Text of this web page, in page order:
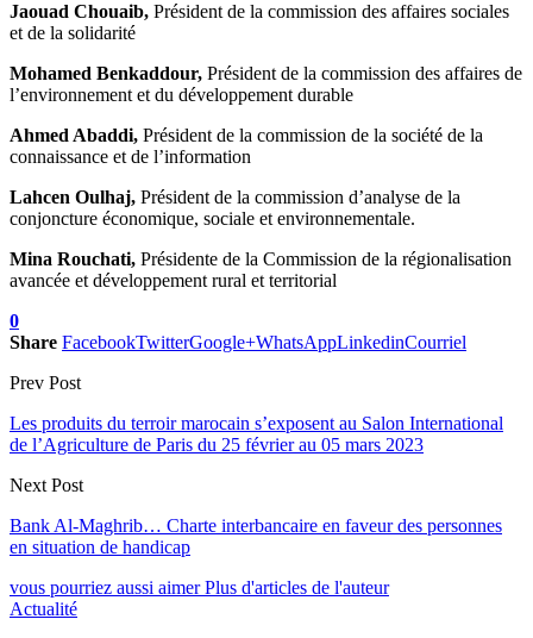
Jaouad Chouaib, Président de la commission des affaires sociales
et de la solidarité
Mohamed Benkaddour, Président de la commission des affaires de
l’environnement et du développement durable
Ahmed Abaddi, Président de la commission de la société de la
connaissance et de l’information
Lahcen Oulhaj, Président de la commission d’analyse de la
conjoncture économique, sociale et environnementale.
Mina Rouchati, Présidente de la Commission de la régionalisation
avancée et développement rural et territorial
0
Share FacebookTwitterGoogle+WhatsAppLinkedinCourriel
Prev Post
Les produits du terroir marocain s’exposent au Salon International
de l’Agriculture de Paris du 25 février au 05 mars 2023
Next Post
Bank Al-Maghrib… Charte interbancaire en faveur des personnes
en situation de handicap
vous pourriez aussi aimer Plus d'articles de l'auteur
Actualité